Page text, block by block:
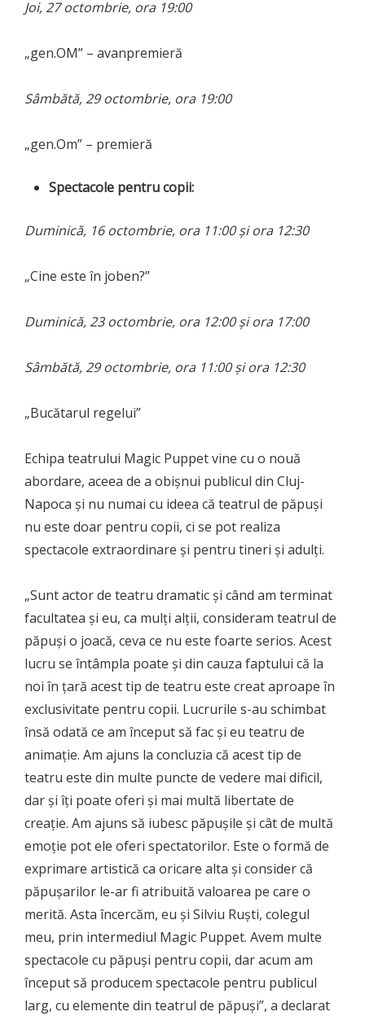
Joi, 27 octombrie, ora 19:00
„gen.OM” – avanpremieră
Sâmbătă, 29 octombrie, ora 19:00
„gen.Om” – premieră
Spectacole pentru copii:
Duminică, 16 octombrie, ora 11:00 și ora 12:30
„Cine este în joben?”
Duminică, 23 octombrie, ora 12:00 și ora 17:00
Sâmbătă, 29 octombrie, ora 11:00 și ora 12:30
„Bucătarul regelui”
Echipa teatrului Magic Puppet vine cu o nouă
abordare, aceea de a obișnui publicul din Cluj-
Napoca și nu numai cu ideea că teatrul de păpuși
nu este doar pentru copii, ci se pot realiza
spectacole extraordinare și pentru tineri și adulți.
„Sunt actor de teatru dramatic și când am terminat
facultatea și eu, ca mulți alții, consideram teatrul de
păpuși o joacă, ceva ce nu este foarte serios. Acest
lucru se întâmpla poate și din cauza faptului că la
noi în țară acest tip de teatru este creat aproape în
exclusivitate pentru copii. Lucrurile s-au schimbat
însă odată ce am început să fac și eu teatru de
animație. Am ajuns la concluzia că acest tip de
teatru este din multe puncte de vedere mai dificil,
dar și îți poate oferi și mai multă libertate de
creație. Am ajuns să iubesc păpușile și cât de multă
emoție pot ele oferi spectatorilor. Este o formă de
exprimare artistică ca oricare alta și consider că
păpușarilor le-ar fi atribuită valoarea pe care o
merită. Asta încercăm, eu și Silviu Ruști, colegul
meu, prin intermediul Magic Puppet. Avem multe
spectacole cu păpuși pentru copii, dar acum am
început să producem spectacole pentru publicul
larg, cu elemente din teatrul de păpuși”, a declarat